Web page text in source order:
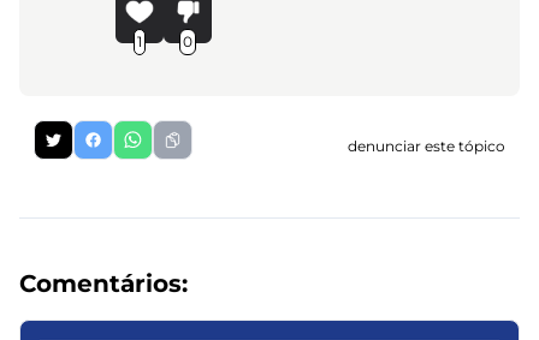
1 0
denunciar este tópico
Comentários: